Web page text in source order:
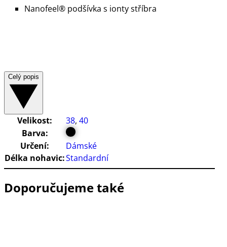
Celý popis
Velikost: 38, 40
Barva:
Určení:
Dámské
Délka nohavic:Standardní
Doporučujeme také